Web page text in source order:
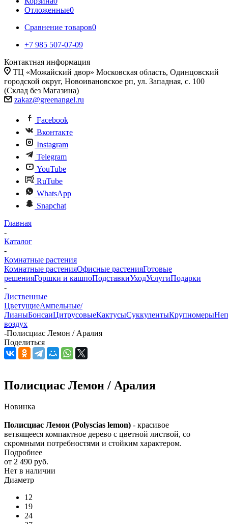
Отложенные0
Сравнение товаров0
+7 985 507-07-09
Контактная информация
ТЦ «Можайский двор» Московская область, Одинцовский
городской округ, Новоивановское рп, ул. Западная, с. 100
(Склад без Магазина)
zakaz@greenangel.ru
Facebook
Вконтакте
Instagram
Telegram
YouTube
RuTube
WhatsApp
Snapchat
Главная
-
Каталог
-
Комнатные растения
Комнатные растенияОфисные растенияГотовые
решенияГоршки и кашпоПодставкиУходУслугиПодарки
-
Лиственные
ЦветущиеАмпельные/
ЛианыБонсаиЦитрусовыеКактусыСуккулентыКрупномеры
воздух
-Полисциас Лемон / Аралия
Поделиться
Полисциас Лемон / Аралия
Новинка
Полисциас Лемон (Polyscias lemon) - красивое
ветвящееся компактное дерево с цветной листвой, со
скромными потребностями и стойким характером.
Подробнее
от 2 490 руб.
Нет в наличии
Диаметр
12
19
24